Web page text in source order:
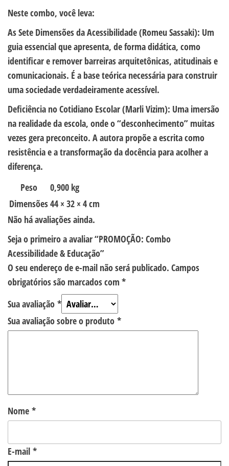
Neste combo, você leva:
As Sete Dimensões da Acessibilidade (Romeu Sassaki): Um
guia essencial que apresenta, de forma didática, como
identificar e remover barreiras arquitetônicas, atitudinais e
comunicacionais. É a base teórica necessária para construir
uma sociedade verdadeiramente acessível.
Deficiência no Cotidiano Escolar (Marli Vizim): Uma imersão
na realidade da escola, onde o “desconhecimento” muitas
vezes gera preconceito. A autora propõe a escrita como
resistência e a transformação da docência para acolher a
diferença.
Peso
0,900 kg
Dimensões44 × 32 × 4 cm
Não há avaliações ainda.
Seja o primeiro a avaliar “PROMOÇÃO: Combo
Acessibilidade & Educação”
O seu endereço de e-mail não será publicado. Campos
obrigatórios são marcados com *
Sua avaliação *
Sua avaliação sobre o produto *
Nome *
E-mail *